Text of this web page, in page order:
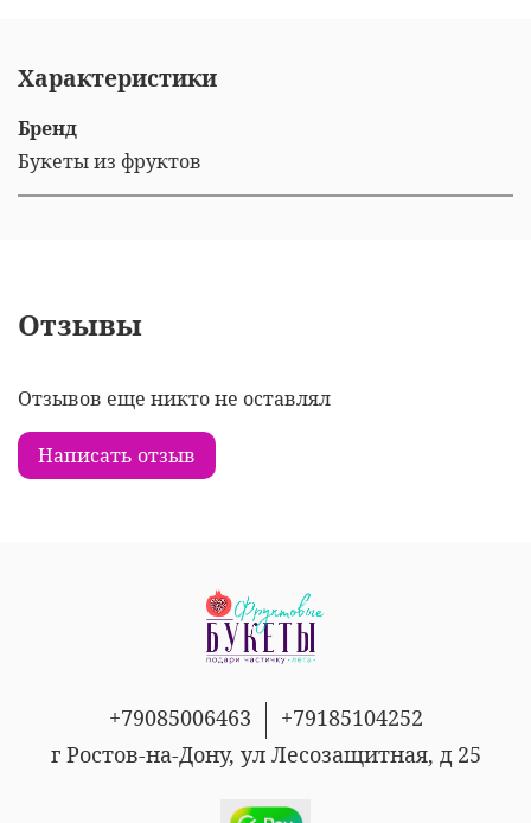
Характеристики
Бренд
Букеты из фруктов
Отзывы
Отзывов еще никто не оставлял
Написать отзыв
+79085006463
+79185104252
г Ростов-на-Дону, ул Лесозащитная, д 25